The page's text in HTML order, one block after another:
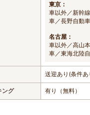
東京：
車以外／新幹
車／長野自動
名古屋：
車以外／高山
車／東海北陸
送迎あり(条件あ
ング 有り（無料）